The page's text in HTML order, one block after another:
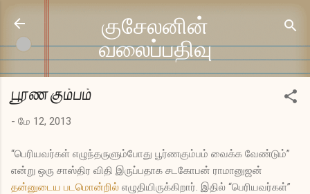
முதன்மை உள்ளடக்கத்திற்குச் செல்
குசேலனின்
வலைப்பதிவு
பூரண கும்பம்
- மே 12, 2013
“பெரியவர்கள் எழுந்தருளும்போது பூர்ணகும்பம் வைக்க வேண்டும்”
என்று ஒரு சாஸ்திர விதி இருப்பதாக சடகோபன் ராமானுஜன்
தன்னுடைய படமொன்றில் எழுதியிருக்கிறார். இதில் “பெரியவர்கள்”